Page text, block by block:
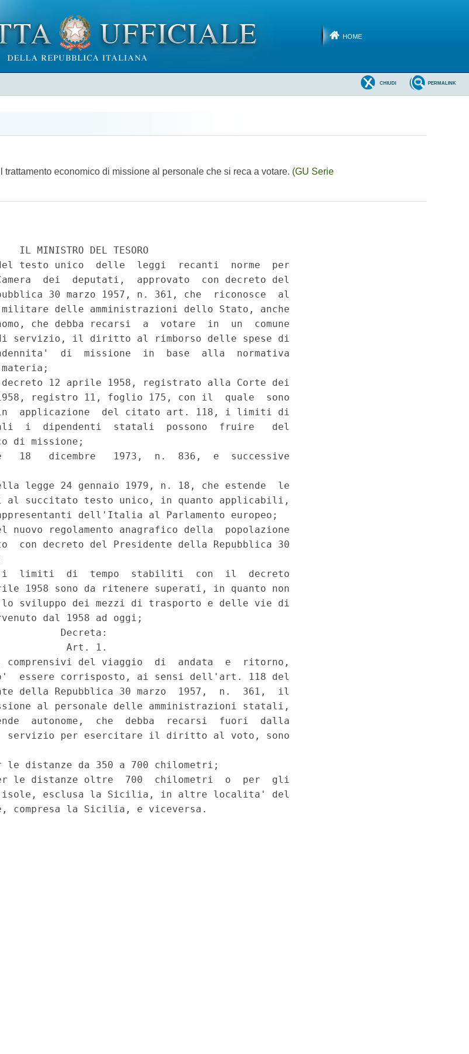
HOME
PERMALINK
CHIUDI
economico di missione al personale che si reca a votare. (GU Serie